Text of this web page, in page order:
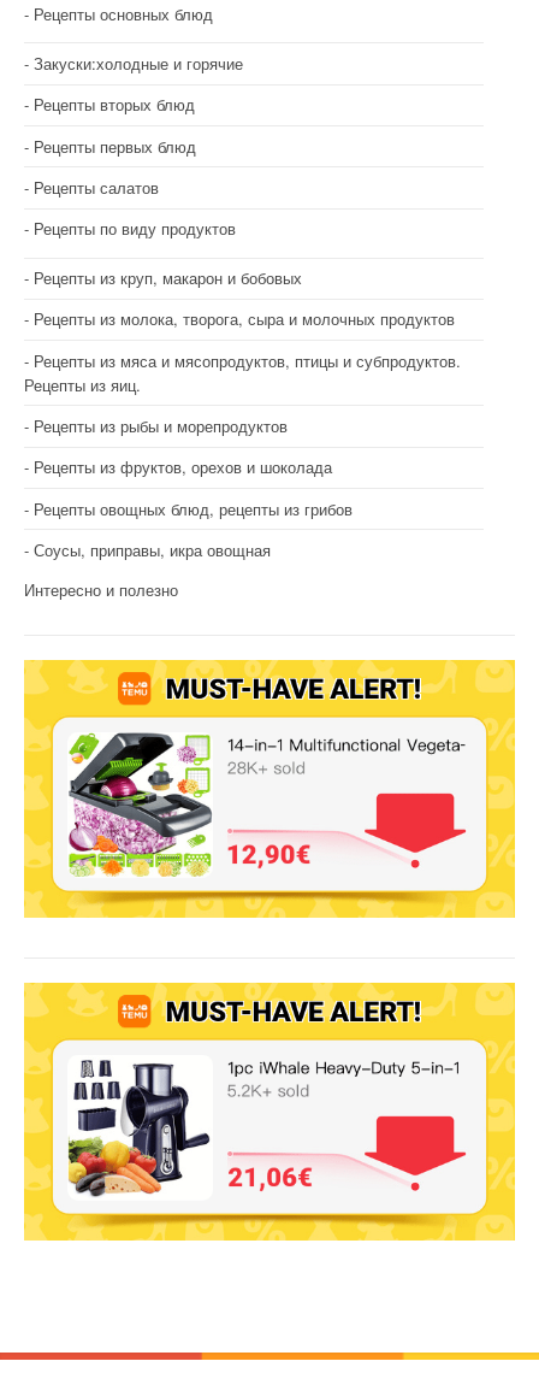
Рецепты основных блюд
Закуски:холодные и горячие
Рецепты вторых блюд
Рецепты первых блюд
Рецепты салатов
Рецепты по виду продуктов
Рецепты из круп, макарон и бобовых
Рецепты из молока, творога, сыра и молочных продуктов
Рецепты из мяса и мясопродуктов, птицы и субпродуктов.
Рецепты из яиц.
Рецепты из рыбы и морепродуктов
Рецепты из фруктов, орехов и шоколада
Рецепты овощных блюд, рецепты из грибов
Соусы, приправы, икра овощная
Интересно и полезно